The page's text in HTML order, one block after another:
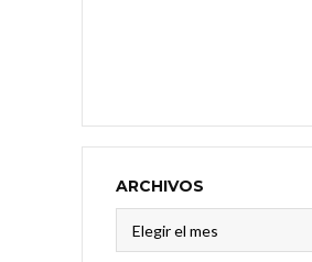
ARCHIVOS